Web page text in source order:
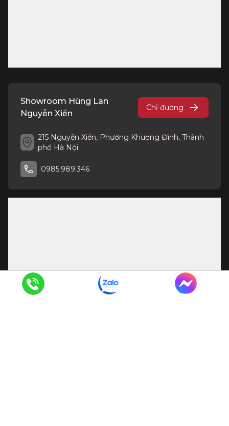
Showroom Hùng Lan
Nguyễn Xiển
Chỉ đường
215 Nguyễn Xiển, Phường Khương Đình, Thành
phố Hà Nội
0985.989.346